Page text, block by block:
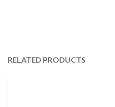
RELATED PRODUCTS